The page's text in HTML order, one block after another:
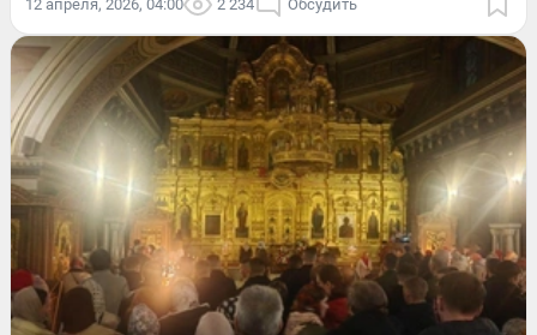
12 апреля, 2026, 04:00 2 234 Обсудить